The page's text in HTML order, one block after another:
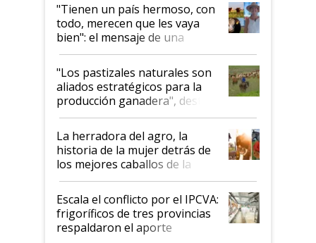
"Tienen un país hermoso, con
todo, merecen que les vaya
bien": el mensaje de una
ganadera uruguaya sobre las
oportunidades que se abren
para el agro en Argentina, con
foco en la carne
"Los pastizales naturales son
aliados estratégicos para la
producción ganadera", destaca
la iniciativa que ya reúne a 46
establecimientos en Argentina
La herradora del agro, la
historia de la mujer detrás de
los mejores caballos de la
Argentina y los mitos que
todavía hacen sufrir a estos
animales: "Mientras me
descalificaban, yo seguí
haciendo currículum"
Escala el conflicto por el IPCVA:
frigoríficos de tres provincias
respaldaron el aporte